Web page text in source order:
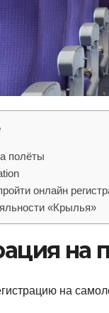
полёты
онлайн
«Крылья»
на
на